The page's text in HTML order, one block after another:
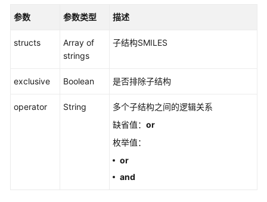
协
（SLA）
皮
资
参数 参数类型 描述
structs
Array of
strings
子结构SMILES
exclusive Boolean 是否排除子结构
operator String
多个子结构之间的逻辑关系
缺省值： or
枚举值：
or
and